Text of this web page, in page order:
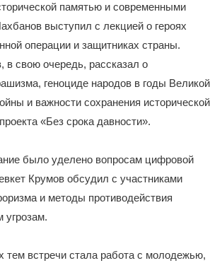
памятью и современными
выступил с лекцией о героях
операции и защитниках страны.
в свою очередь, рассказал о
геноциде народов в годы Великой
и важности сохранения исторической
«Без срока давности».
было уделено вопросам цифровой
Крумов обсудил с участниками
и методы противодействия
тем встречи стала работа с молодежью,